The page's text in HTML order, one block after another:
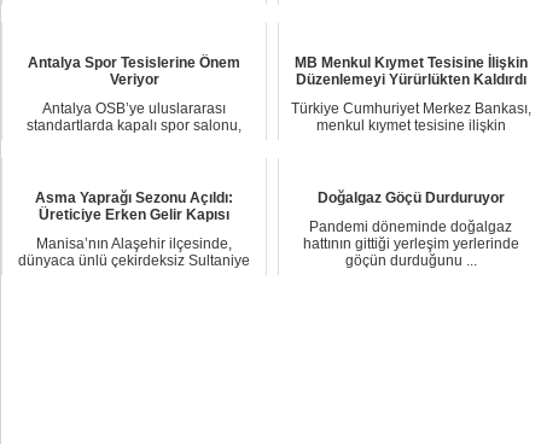
Antalya Spor Tesislerine Önem
Veriyor
Antalya OSB’ye uluslararası
standartlarda kapalı spor salonu,
MB Menkul Kıymet Tesisine İlişkin
Düzenlemeyi Yürürlükten Kaldırdı
Türkiye Cumhuriyet Merkez Bankası,
menkul kıymet tesisine ilişkin
Asma Yaprağı Sezonu Açıldı:
Üreticiye Erken Gelir Kapısı
Manisa’nın Alaşehir ilçesinde,
dünyaca ünlü çekirdeksiz Sultaniye
Doğalgaz Göçü Durduruyor
Pandemi döneminde doğalgaz
hattının gittiği yerleşim yerlerinde
göçün durduğunu ...